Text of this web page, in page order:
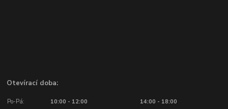
Otevírací doba:
Po-Pá: 10:00 - 12:00
14:00 - 18:00